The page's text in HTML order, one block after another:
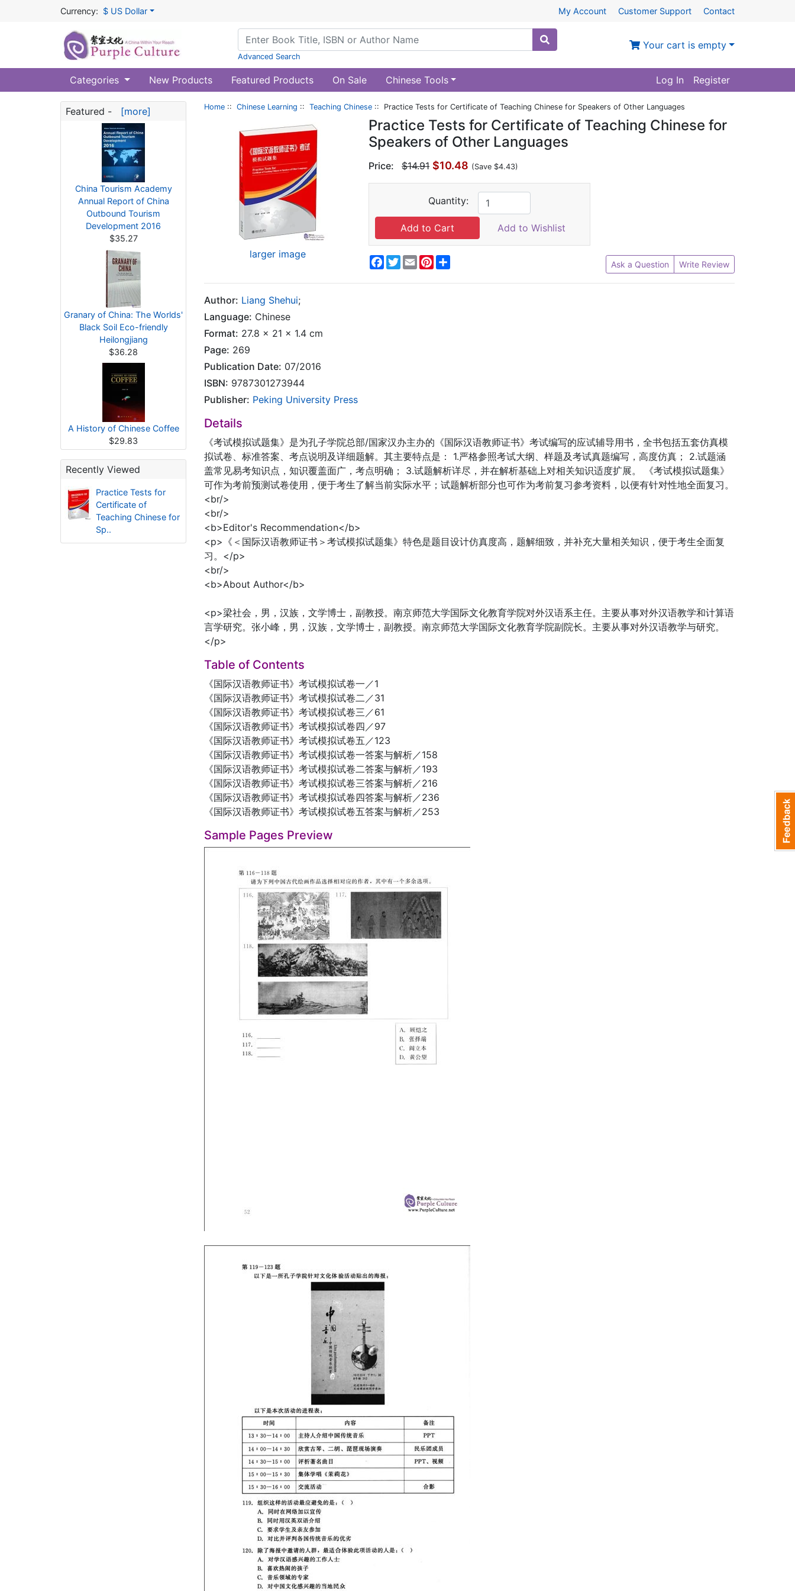
Currency: $ US Dollar My Account Customer Support Contact
Advanced Search
Your cart is empty
Categories New Products Featured Products On Sale Chinese Tools Log In Register
Featured - [more]
China Tourism Academy
Annual Report of China
Outbound Tourism
Development 2016
$35.27
Granary of China: The Worlds'
Black Soil Eco-friendly
Heilongjiang
$36.28
A History of Chinese Coffee
$29.83
Recently Viewed
Practice Tests for
Certificate of
Teaching Chinese for
Sp..
Home :: Chinese Learning :: Teaching Chinese :: Practice Tests for Certificate of Teaching Chinese for Speakers of Other Languages
larger image
Practice Tests for Certificate of Teaching Chinese for
Speakers of Other Languages
Price: $14.91 $10.48 (Save $4.43)
Quantity:
Add to Wishlist
Facebook
Twitter
EmailPinterest Ask a Question Write Review
Author: Liang Shehui;
Language: Chinese
Format: 27.8 x 21 x 1.4 cm
Page: 269
Publication Date: 07/2016
ISBN: 9787301273944
Publisher: Peking University Press
Details
《考试模拟试题集》是为孔子学院总部/国家汉办主办的《国际汉语教师证书》考试编写的应试辅导用书，全书包括五套仿真模
拟试卷、标准答案、考点说明及详细题解。其主要特点是： 1.严格参照考试大纲、样题及考试真题编写，高度仿真； 2.试题涵
盖常见易考知识点，知识覆盖面广，考点明确； 3.试题解析详尽，并在解析基础上对相关知识适度扩展。 《考试模拟试题集》
可作为考前预测试卷使用，便于考生了解当前实际水平；试题解析部分也可作为考前复习参考资料，以便有针对性地全面复习。
<br/>
<br/>
<b>Editor's Recommendation</b>
<p>《＜国际汉语教师证书＞考试模拟试题集》特色是题目设计仿真度高，题解细致，并补充大量相关知识，便于考生全面复
习。</p>
<br/>
<b>About Author</b>
<p>梁社会，男，汉族，文学博士，副教授。南京师范大学国际文化教育学院对外汉语系主任。主要从事对外汉语教学和计算语
言学研究。张小峰，男，汉族，文学博士，副教授。南京师范大学国际文化教育学院副院长。主要从事对外汉语教学与研究。
</p>
Table of Contents
《国际汉语教师证书》考试模拟试卷一／1
《国际汉语教师证书》考试模拟试卷二／31
《国际汉语教师证书》考试模拟试卷三／61
《国际汉语教师证书》考试模拟试卷四／97
《国际汉语教师证书》考试模拟试卷五／123
《国际汉语教师证书》考试模拟试卷一答案与解析／158
《国际汉语教师证书》考试模拟试卷二答案与解析／193
《国际汉语教师证书》考试模拟试卷三答案与解析／216
《国际汉语教师证书》考试模拟试卷四答案与解析／236
《国际汉语教师证书》考试模拟试卷五答案与解析／253
Sample Pages Preview